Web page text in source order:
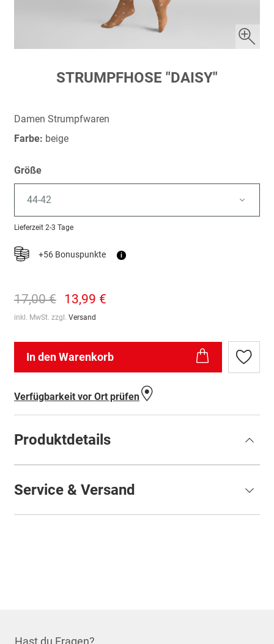
springen
STRUMPFHOSE "DAISY"
Damen Strumpfwaren
Farbe: beige
Größe
44-42
Lieferzeit 2-3 Tage
+56 Bonuspunkte i
17,00 € 13,99 €
inkl. MwSt. zzgl. Versand
In den Warenkorb
Zur
Verfügbarkeit vor Ort prüfen
Produktdetails
Service & Versand
Hast du Fragen?